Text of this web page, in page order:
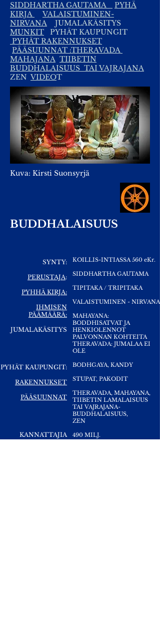
SIDDHARTHA GAUTAMA
PYHÄ
KIRJA
VALAISTUMINEN-
NIRVANA JUMALAKÄSITYS
MUNKIT PYHÄT KAUPUNGIT
PYHÄT RAKENNUKSET
PÄÄSUUNNAT :THERAVADA
MAHAJANA TIIBETIN
BUDDHALAISUUS TAI VAJRAJANA
ZEN VIDEOT
Kuva: Kirsti Suonsyrjä
BUDDHALAISUUS
SYNTY:
PERUSTAJA:
PYHHÄ KIRJA:
IHMISEN
PÄÄMÄÄRÄ:
JUMALAKÄSITYS
PYHÄT KAUPUNGIT:
RAKENNUKSET
PÄÄSUUNNAT
KANNATTAJIA
KOILLIS-INTIASSA 560 eKr.
SIDDHARTHA GAUTAMA
TIPITAKA / TRIPITAKA
VALAISTUMINEN - NIRVANA
MAHAYANA:
BODDHISATVAT JA
HENKIOLENNOT
PALVONNAN KOHTEITA
THERAVADA: JUMALAA EI
OLE
BODHGAYA, KANDY
STUPAT, PAKODIT
THERAVADA, MAHAYANA,
TIIBETIN LAMALAISUUS
TAI VAJRAJANA-
BUDDHALAISUUS,
ZEN
490 MILJ.